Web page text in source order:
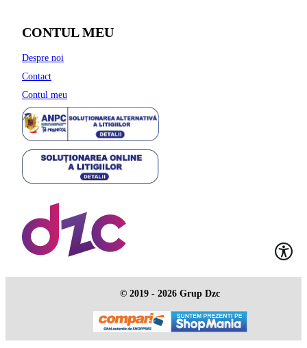
CONTUL MEU
Despre noi
Contact
Contul meu
© 2019 - 2026 Grup Dzc